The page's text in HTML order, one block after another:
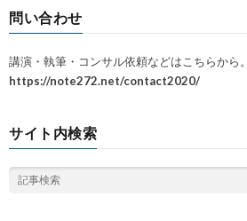
問い合わせ
講演・執筆・コンサル依頼などはこちらから。
https://note272.net/contact2020/
サイト内検索